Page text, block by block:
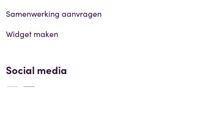
Samenwerking aanvragen
Widget maken
Social media